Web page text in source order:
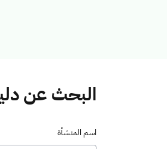
البحث عن
اسم المنشأة